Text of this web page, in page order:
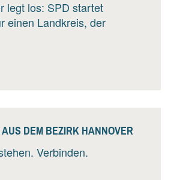
legt los: SPD startet
einen Landkreis, der
DEM BEZIRK HANNOVER
Verbinden.